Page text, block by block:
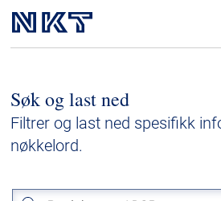
Høyspenningskabelløsninger
Kabelservice
Lavspenning
Søk og last ned
Filtrer og last ned spesifikk
nøkkelord.